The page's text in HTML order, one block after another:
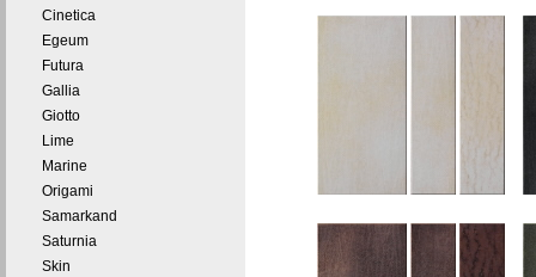
Cinetica
Egeum
Futura
Gallia
Giotto
Lime
Marine
Origami
Samarkand
Saturnia
Skin